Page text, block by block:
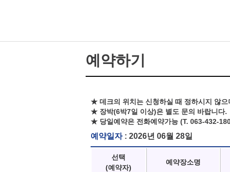
예약하기
★ 데크의 위치는 신청하실 때 정하시지 않
★ 장박(6박7일 이상)은 별도 문의 바랍니다.
★ 당일예약은 전화예약가능 (T. 063-432-
예약일자: 2026년 06월 28일
선택
(예약자)
예약장소명